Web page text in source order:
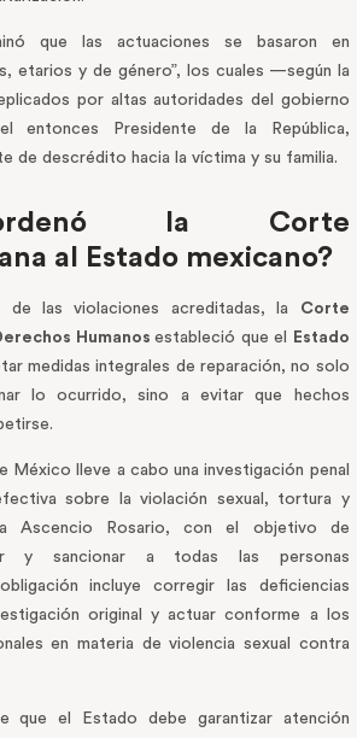
que las actuaciones se basaron en
etarios y de género”, los cuales —según la
por altas autoridades del gobierno
entonces Presidente de la República,
de descrédito hacia la víctima y su familia.
la Corte
al Estado mexicano?
de las violaciones acreditadas, la
Corte
Humanosestableció que el
Estado
medidas integrales de reparación, no solo
lo ocurrido, sino a evitar que hechos
México lleve a cabo una investigación penal
sobre la violación sexual, tortura y
Ascencio Rosario, con el objetivo de
y sancionar a todas las personas
incluye corregir las deficiencias
original y actuar conforme a los
en materia de violencia sexual contra
que el Estado debe garantizar atención